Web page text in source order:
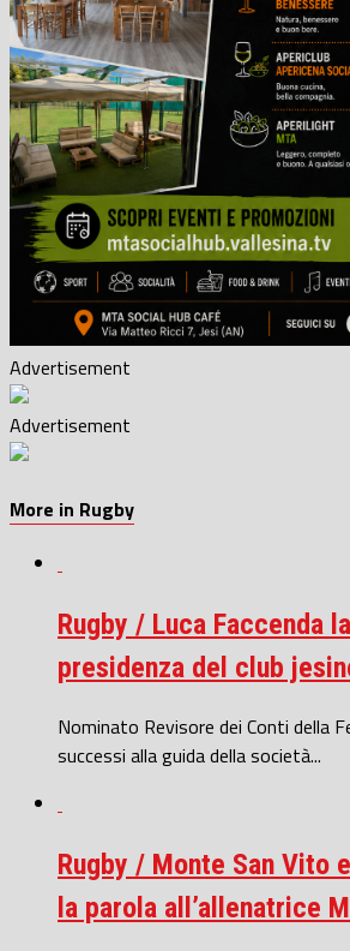
Advertisement
Advertisement
More in Rugby
Rugby / Luca Faccenda
presidenza del club
Nominato Revisore dei Conti della
successi alla guida della società...
Rugby / Monte San Vito
la parola all’allenatrice